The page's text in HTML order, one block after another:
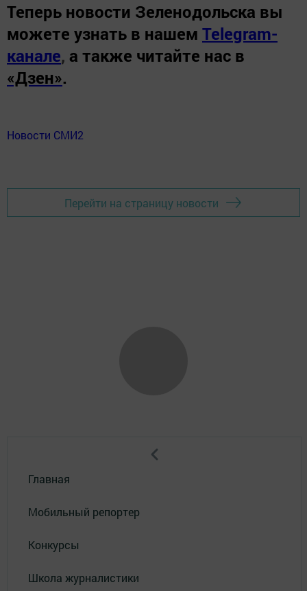
Теперь новости Зеленодольска вы
можете узнать в нашем Telegram-
канале, а также читайте нас в
«Дзен».
Новости СМИ2
Перейти на страницу новости
Главная
Мобильный репортер
Конкурсы
Школа журналистики